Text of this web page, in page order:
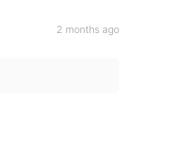
2 months ago